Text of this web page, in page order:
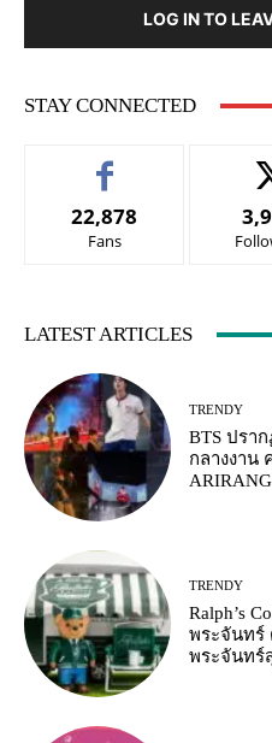
LOG IN TO
STAY CONNECTED
22,878
Fans
LATEST ARTICLES
TRENDY
BTS ปรา
กลางงาน
ARIRANG
TRENDY
Ralph’s
พระจันทร์
พระจันทร์